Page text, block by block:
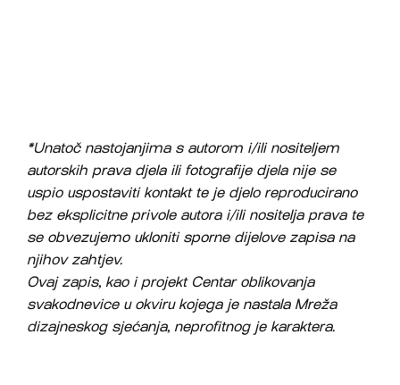
*Unatoč nastojanjima s autorom i/ili nositeljem
autorskih prava djela ili fotografije djela nije se
uspio uspostaviti kontakt te je djelo reproducirano
bez eksplicitne privole autora i/ili nositelja prava te
se obvezujemo ukloniti sporne dijelove zapisa na
njihov zahtjev.
Ovaj zapis, kao i projekt Centar oblikovanja
svakodnevice u okviru kojega je nastala Mreža
dizajneskog sjećanja, neprofitnog je karaktera.